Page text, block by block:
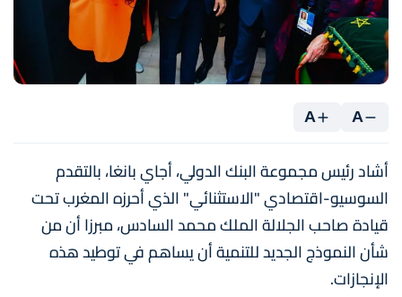
A
A
أشاد رئيس مجموعة البنك الدولي، أجاي بانغا، بالتقدم
السوسيو-اقتصادي "الاستثنائي" الذي أحرزه المغرب تحت
قيادة صاحب الجلالة الملك محمد السادس، مبرزا أن من
شأن النموذج الجديد للتنمية أن يساهم في توطيد هذه
الإنجازات.